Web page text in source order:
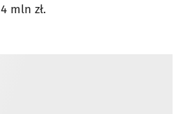
mln zł.